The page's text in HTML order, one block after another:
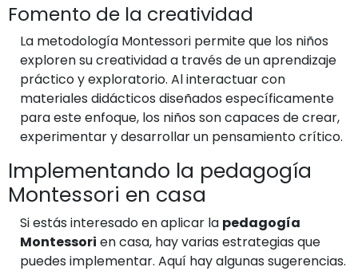
Fomento de la creatividad
La metodología Montessori permite que los niños
exploren su creatividad a través de un aprendizaje
práctico y exploratorio. Al interactuar con
materiales didácticos diseñados específicamente
para este enfoque, los niños son capaces de crear,
experimentar y desarrollar un pensamiento crítico.
Implementando la pedagogía
Montessori en casa
Si estás interesado en aplicar la pedagogía
Montessori en casa, hay varias estrategias que
puedes implementar. Aquí hay algunas sugerencias.